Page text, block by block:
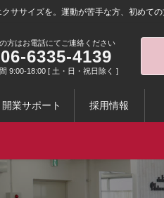
ササイズを。運動が苦手な方、初めての
方はお電話にてご連絡ください
06-6335-4139
9:00-18:00 [ 土・日・祝日除く ]
開業サポート 採用情報